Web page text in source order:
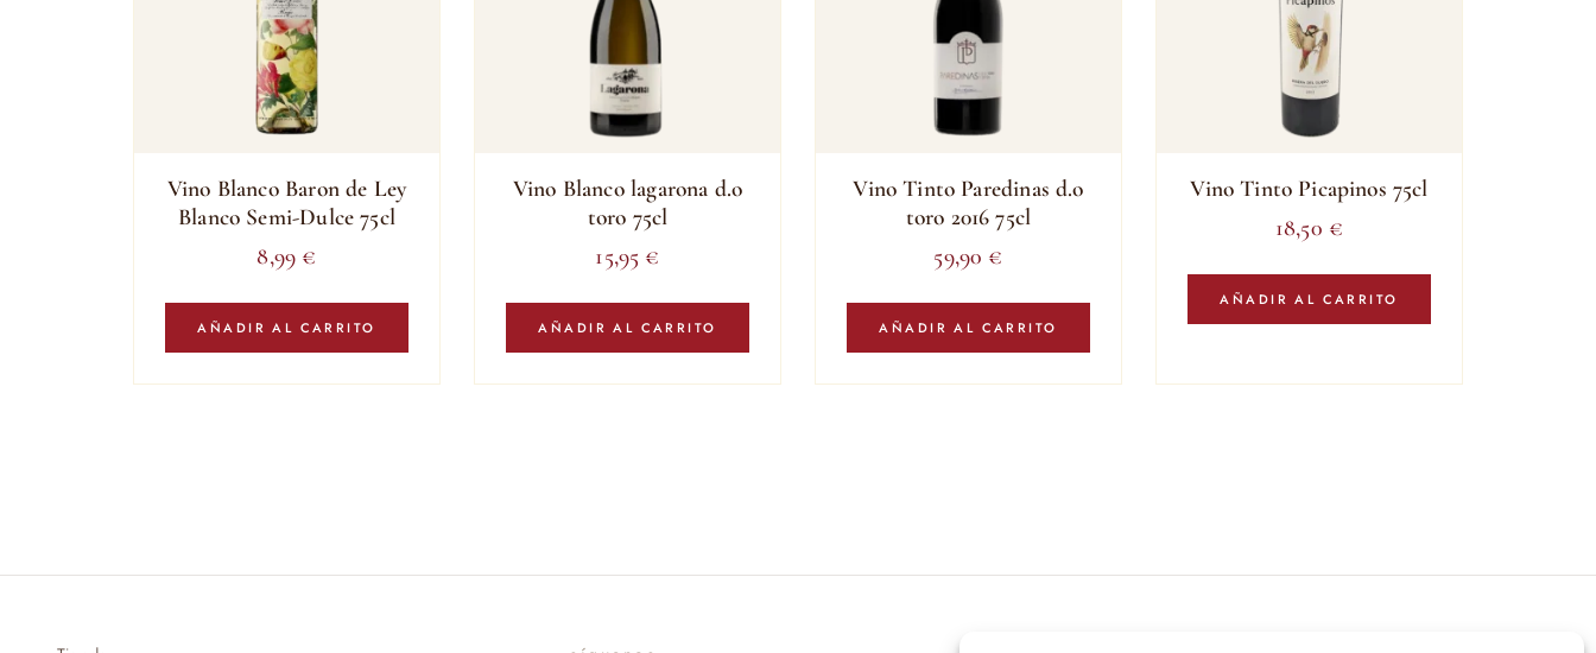
Vino Blanco Baron de Ley
Blanco Semi-Dulce 75cl
8,99 €
AÑADIR AL CARRITO
Vino Blanco lagarona d.o
toro 75cl
15,95 €
AÑADIR AL CARRITO
Vino Tinto Paredinas d.o
toro 2016 75cl
59,90 €
AÑADIR AL CARRITO
Vino Tinto Picapinos 75cl
18,50 €
AÑADIR AL CARRITO